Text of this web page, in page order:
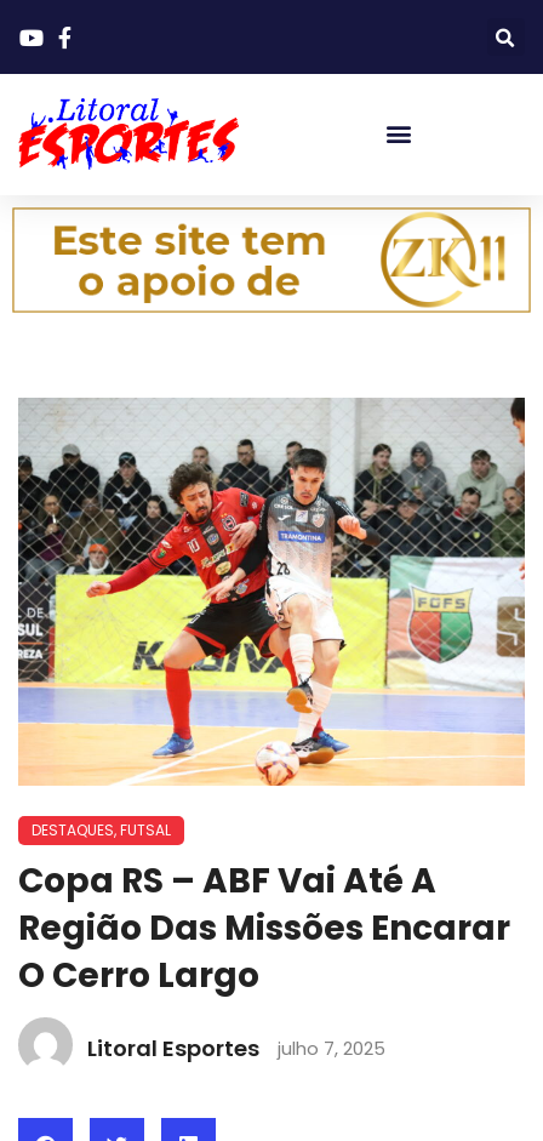
DESTAQUES,FUTSAL
Copa RS – ABF Vai Até A
Região Das Missões Encarar
O Cerro Largo
Litoral Esportes julho 7, 2025